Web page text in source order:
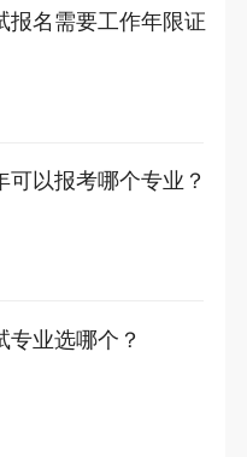
报名需要工作年限证
可以报考哪个专业？
专业选哪个？